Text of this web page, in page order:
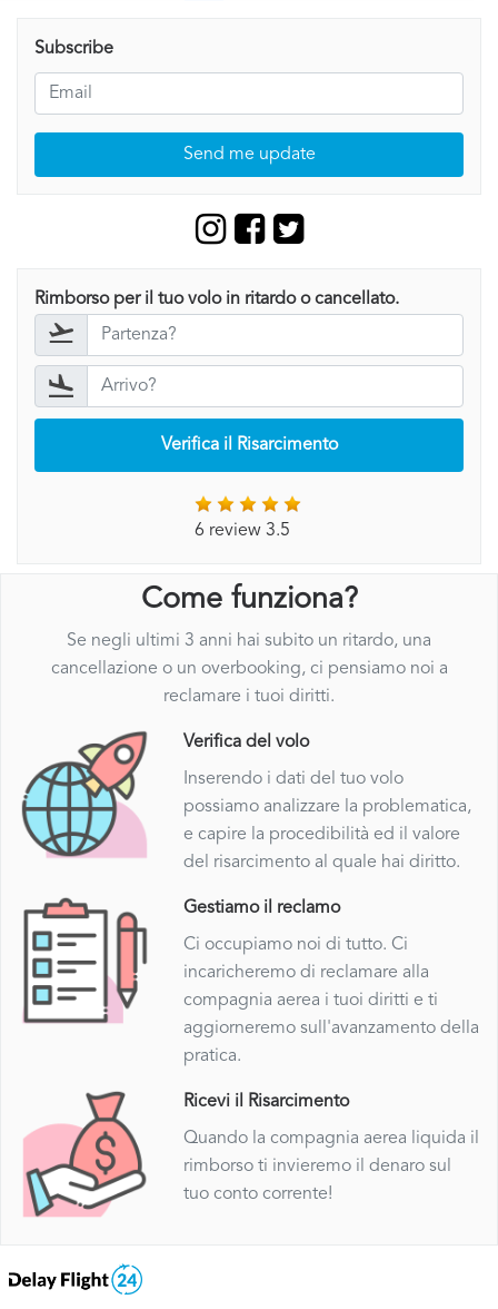
Subscribe
Send me update
Rimborso per il tuo volo in ritardo o cancellato.
Verifica il Risarcimento
6 review 3.5
Come funziona?
Se negli ultimi 3 anni hai subito un ritardo, una
cancellazione o un overbooking, ci pensiamo noi a
reclamare i tuoi diritti.
Verifica del volo
Inserendo i dati del tuo volo
possiamo analizzare la problematica,
e capire la procedibilità ed il valore
del risarcimento al quale hai diritto.
Gestiamo il reclamo
Ci occupiamo noi di tutto. Ci
incaricheremo di reclamare alla
compagnia aerea i tuoi diritti e ti
aggiorneremo sull'avanzamento della
pratica.
Ricevi il Risarcimento
Quando la compagnia aerea liquida il
rimborso ti invieremo il denaro sul
tuo conto corrente!